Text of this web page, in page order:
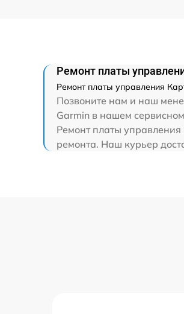
Ремонт платы
Ремонт платы управления
Позвоните нам и наш
Garmin в нашем
Ремонт платы управления
ремонта. Наш курьер